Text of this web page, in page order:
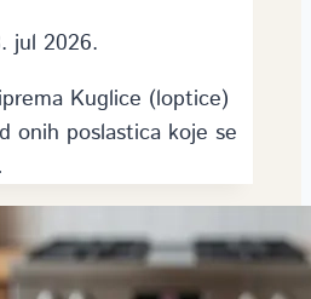
jul 2026.
Kuglice (loptice)
onih poslastica koje se